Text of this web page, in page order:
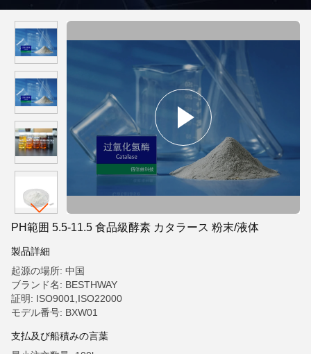
PH範囲 5.5-11.5 食品級酵素 カタラース 粉末/液体
製品詳細
起源の場所: 中国
ブランド名: BESTHWAY
証明: ISO9001,ISO22000
モデル番号: BXW01
支払及び船積みの言葉